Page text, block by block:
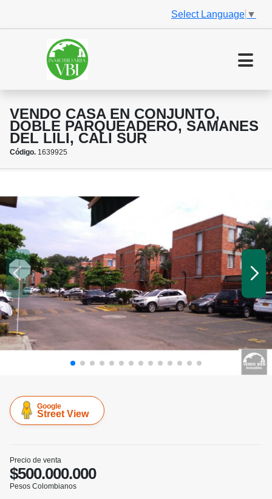
Select Language ▼
VENDO CASA EN CONJUNTO,
DOBLE PARQUEADERO, SAMANES
DEL LILI, CALI SUR
Código. 1639925
Google
Street View
Precio de venta
$500.000.000
Pesos Colombianos